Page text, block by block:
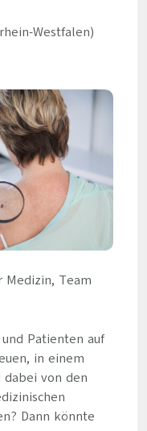
Westfalen)
Medizin, Team
Patienten auf
in einem
von den
Dann könnte